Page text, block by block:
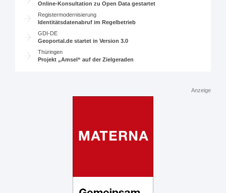
Online-Konsultation zu Open Data gestartet
Registermodernisierung
Identitätsdatenabruf im Regelbetrieb
GDI-DE
Geoportal.de startet in Version 3.0
Thüringen
Projekt „Amsel“ auf der Zielgeraden
Anzeige